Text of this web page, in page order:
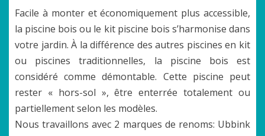
Facile à monter et économiquement plus accessible,
la piscine bois ou le kit piscine bois s’harmonise dans
votre jardin. À la différence des autres piscines en kit
ou piscines traditionnelles, la piscine bois est
considéré comme démontable. Cette piscine peut
rester « hors-sol », être enterrée totalement ou
partiellement selon les modèles.
Nous travaillons avec 2 marques de renoms: Ubbink